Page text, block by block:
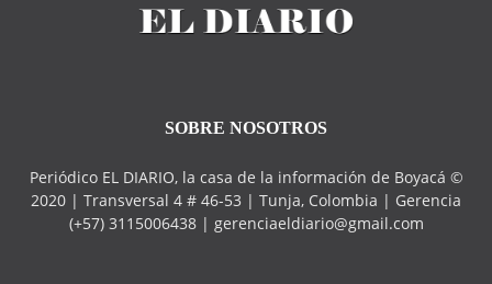
SOBRE NOSOTROS
Periódico EL DIARIO, la casa de la información de Boyacá ©
2020 | Transversal 4 # 46-53 | Tunja, Colombia | Gerencia
(+57) 3115006438 | gerenciaeldiario@gmail.com